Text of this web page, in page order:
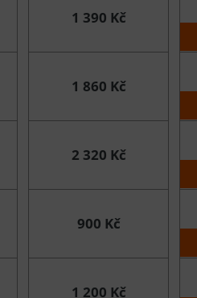
1 390 Kč
1 860 Kč
2 320 Kč
900 Kč
1 200 Kč